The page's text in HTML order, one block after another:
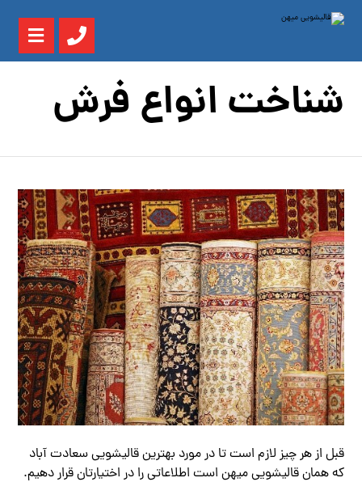
شناخت انواع فرش
قبل از هر چیز لازم است تا در مورد بهترین قالیشویی سعادت آباد
که همان قالیشویی میهن است اطلاعاتی را در اختیارتان قرار دهیم.